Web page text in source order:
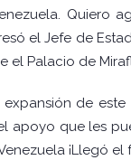
el Jefe de
el Palacio de
de
apoyo que les
¡Llegó el